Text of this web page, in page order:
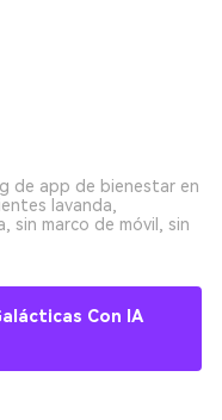
de app de bienestar en
lavanda,
sin marco de móvil, sin
Con IA